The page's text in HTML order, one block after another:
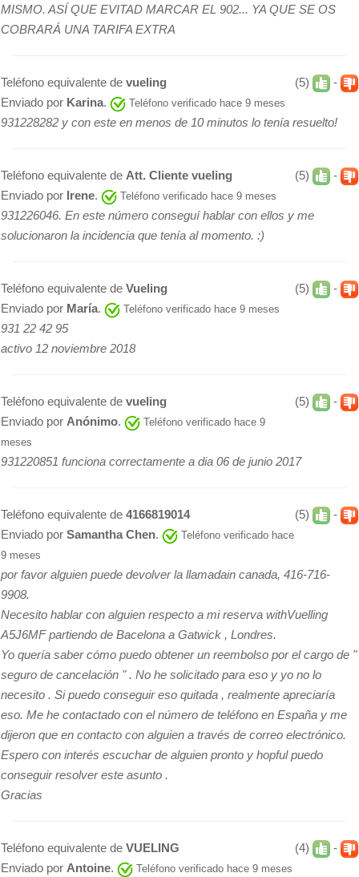
MISMO. ASÍ QUE EVITAD MARCAR EL 902... YA QUE SE OS
COBRARÁ UNA TARIFA EXTRA
(5) -
Teléfono equivalente de vueling
Enviado por Karina. Teléfono verificado hace 9 meses
931228282 y con este en menos de 10 minutos lo tenía resuelto!
(5) -
Teléfono equivalente de Att. Cliente vueling
Enviado por Irene. Teléfono verificado hace 9 meses
931226046. En este número conseguí hablar con ellos y me
solucionaron la incidencia que tenía al momento. :)
(5) -
Teléfono equivalente de Vueling
Enviado por María. Teléfono verificado hace 9 meses
931 22 42 95
activo 12 noviembre 2018
(5) -
Teléfono equivalente de vueling
Enviado por Anónimo.
Teléfono verificado hace 9
meses
931220851 funciona correctamente a dia 06 de junio 2017
(5) -
Teléfono equivalente de 4166819014
Enviado por Samantha Chen.
Teléfono verificado hace
9 meses
por favor alguien puede devolver la llamadain canada, 416-716-
9908.
Necesito hablar con alguien respecto a mi reserva withVuelling
A5J6MF partiendo de Bacelona a Gatwick , Londres.
Yo quería saber cómo puedo obtener un reembolso por el cargo de "
seguro de cancelación " . No he solicitado para eso y yo no lo
necesito . Si puedo conseguir eso quitada , realmente apreciaría
eso. Me he contactado con el número de teléfono en España y me
dijeron que en contacto con alguien a través de correo electrónico.
Espero con interés escuchar de alguien pronto y hopful puedo
conseguir resolver este asunto .
Gracias
(4) -
Teléfono equivalente de VUELING
Enviado por Antoine. Teléfono verificado hace 9 meses